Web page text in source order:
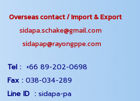
Overseas contact / Import & Export
sidapa.schake@gmail.com
sidapap@rayongppe.com
Tel : +66 89-202-0698
Fax : 038-034-289
Line ID : sidapa-pa